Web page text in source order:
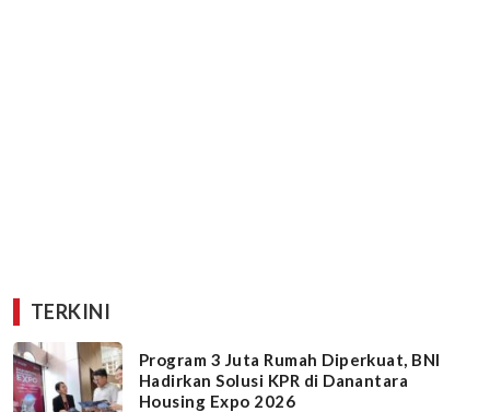
TERKINI
Program 3 Juta Rumah Diperkuat, BNI
Hadirkan Solusi KPR di Danantara
Housing Expo 2026